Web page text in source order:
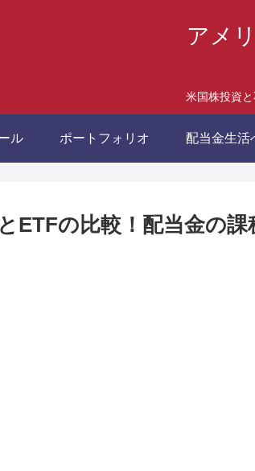
アメ
米国株投資
ル ポートフォリオ 配当金生活
ETFの比較！配当金の